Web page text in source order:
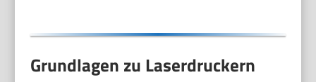
Grundlagen zu Laserdruckern